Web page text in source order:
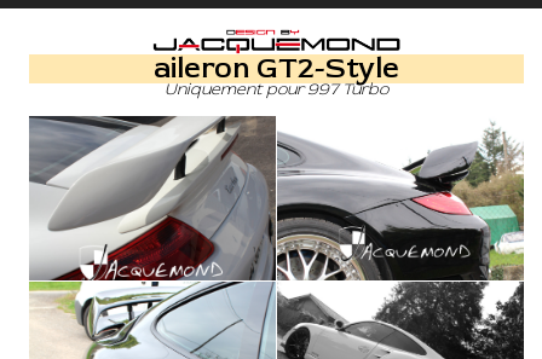
aileron GT2-Style
Uniquement pour 997 Turbo